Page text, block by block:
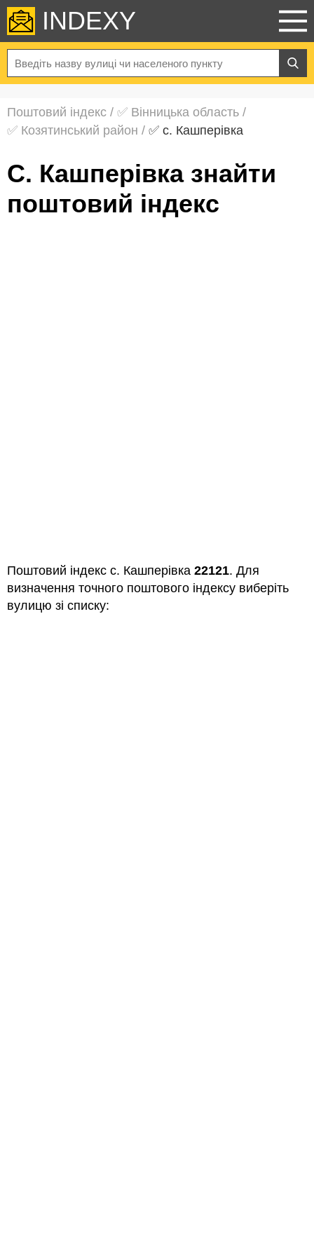
INDEXY
Поштовий індекс / ✅ Вінницька область /
✅ Козятинський район / ✅ с. Кашперівка
с. Кашперівка знайти
поштовий індекс
Поштовий індекс с. Кашперівка 22121. Для
визначення точного поштового індексу виберіть
вулицю зі списку: